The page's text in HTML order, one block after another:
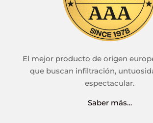
El mejor producto de origen
que buscan infiltración,
espectacular.
Saber más…